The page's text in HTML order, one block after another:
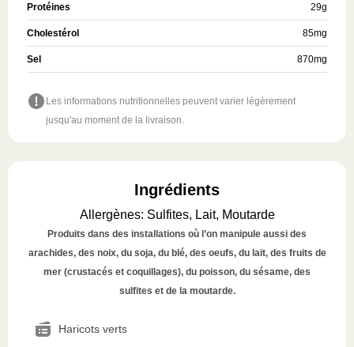
Protéines 29g
Cholestérol 85mg
Sel 870mg
Les informations nutritionnelles peuvent varier légèrement
jusqu'au moment de la livraison.
Ingrédients
Allergènes: Sulfites, Lait, Moutarde
Produits dans des installations où l’on manipule aussi des
arachides, des noix, du soja, du blé, des oeufs, du lait, des fruits de
mer (crustacés et coquillages), du poisson, du sésame, des
sulfites et de la moutarde.
Haricots verts